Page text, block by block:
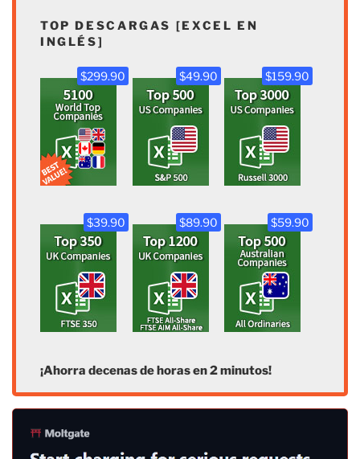
TOP DESCARGAS [EXCEL EN
INGLÉS]
$299.90 $49.90 $159.90
$39.90 $89.90 $59.90
¡Ahorra decenas de horas en 2 minutos!